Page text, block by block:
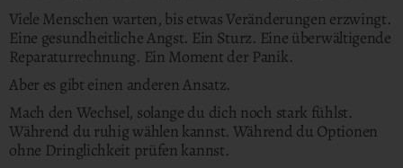
Viele Menschen warten, bis etwas Veränderungen erzwingt.
Eine gesundheitliche Angst. Ein Sturz. Eine überwältigende
Reparaturrechnung. Ein Moment der Panik.
Aber es gibt einen anderen Ansatz.
Mach den Wechsel, solange du dich noch stark fühlst.
Während du ruhig wählen kannst. Während du Optionen
ohne Dringlichkeit prüfen kannst.